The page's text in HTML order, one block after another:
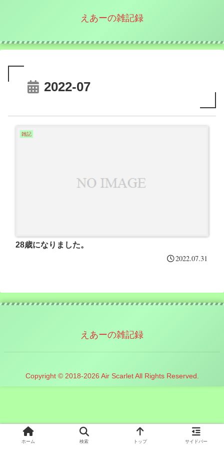
えあーの雑記録
2022-07
雑記
28歳になりました。
2022.07.31
えあーの雑記録
Copyright © 2018-2026 Air Scarlet All Rights Reserved.
ホーム 検索 トップ サイドバー